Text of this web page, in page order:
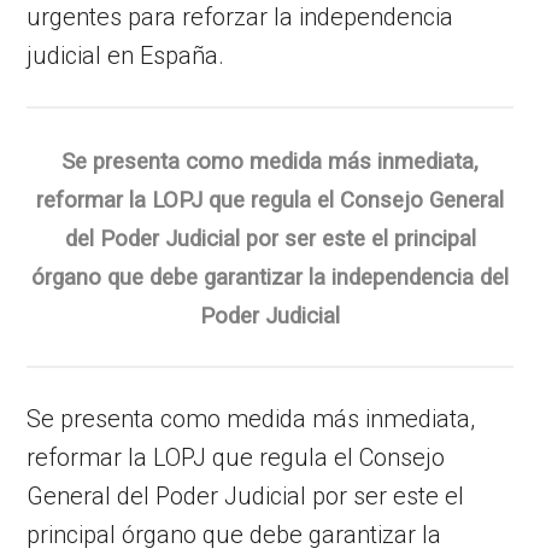
urgentes para reforzar la independencia
judicial en España.
Se presenta como medida más inmediata,
reformar la LOPJ que regula el Consejo General
del Poder Judicial por ser este el principal
órgano que debe garantizar la independencia del
Poder Judicial
Se presenta como medida más inmediata,
reformar la LOPJ que regula el Consejo
General del Poder Judicial por ser este el
principal órgano que debe garantizar la